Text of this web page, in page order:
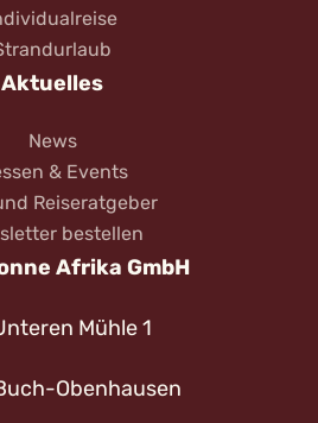
Aktuelles
News
& Events
Reiseratgeber
bestellen
Afrika GmbH
Mühle 1
Obenhausen